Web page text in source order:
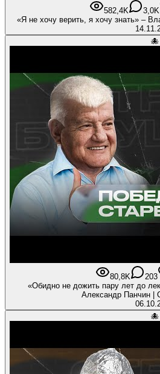
582,4K 3,0K
«Я не хочу верить, я хочу знать» –
🐙
80,8K 203
«Обидно не дожить пару лет до
Александр Панчин |
🐙